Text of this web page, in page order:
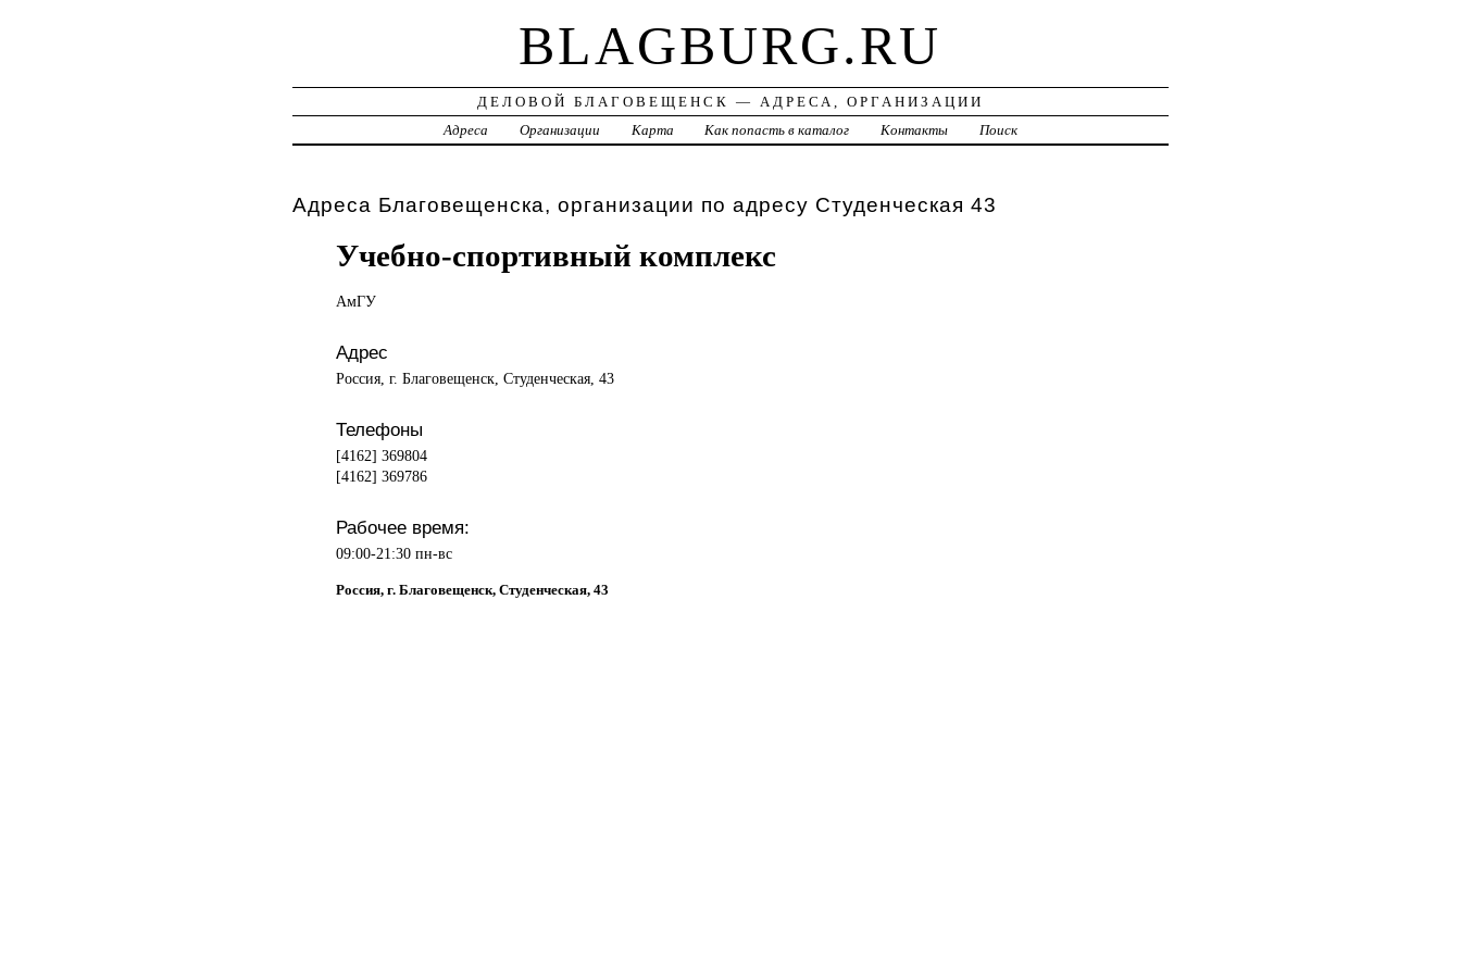
BLAGBURG.RU
ДЕЛОВОЙ БЛАГОВЕЩЕНСК — АДРЕСА, ОРГАНИЗАЦИИ
Адреса
Организации Карта Как попасть в каталог Контакты Поиск
Адреса Благовещенска, организации по адресу Студенческая 43
Учебно-спортивный комплекс
АмГУ
Адрес
Россия, г. Благовещенск, Студенческая, 43
Телефоны
[4162] 369804
[4162] 369786
Рабочее время:
09:00-21:30 пн-вс
Россия, г. Благовещенск, Студенческая, 43